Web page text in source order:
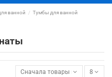
ванной
Тумбы для ванной
Сначала товары в наличии
8